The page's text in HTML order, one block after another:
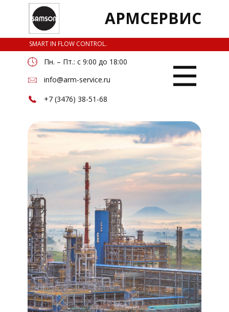
АРМСЕРВИС
SMART IN FLOW CONTROL.
Пн. – Пт.: с 9:00 до 18:00
+7 (3476) 38-51-68
info@arm-service.ru